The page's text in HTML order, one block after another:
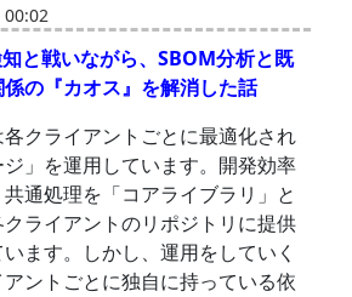
00:02
と戦いながら、SBOM分析と既
の『カオス』を解消した話
クライアントごとに最適化され
」を運用しています。開発効率
通処理を「コアライブラリ」と
ライアントのリポジトリに提供
ます。しかし、運用をしていく
ントごとに独自に持っている依